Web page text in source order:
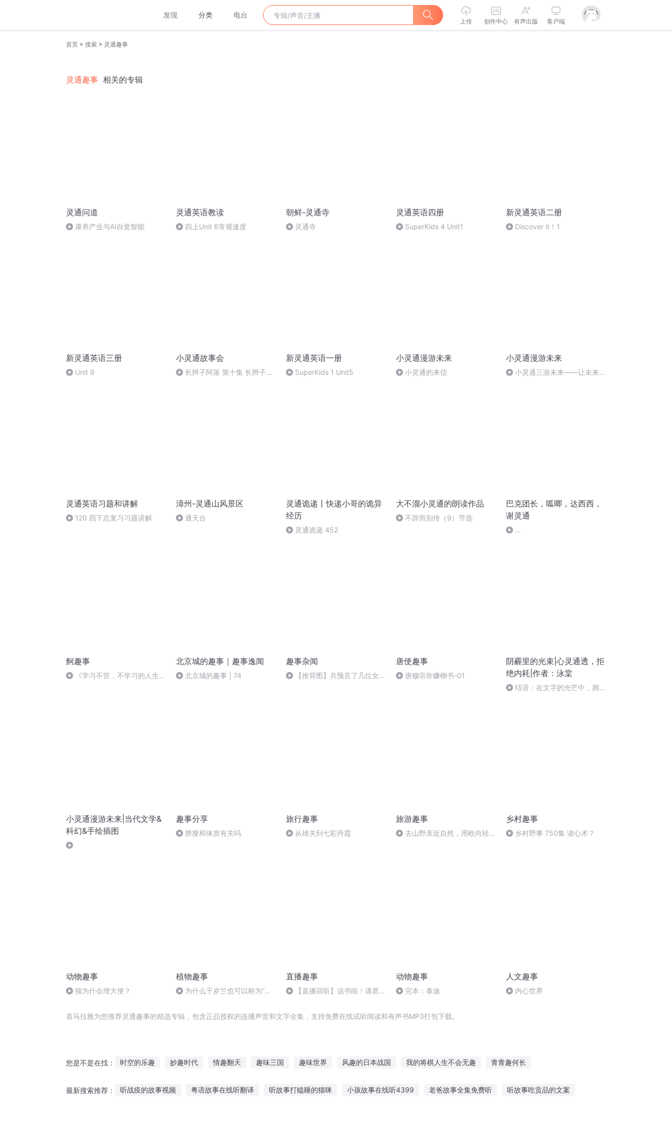
发现 分类 电台
上传 创作中心 有声出版 客户端
首页 > 搜索 > 灵通趣事
灵通趣事 相关的专辑
灵通问道
康养产业与AI自觉智能
灵通英语教读
四上Unit 6常规速度
朝鲜-灵通寺
灵通寺
灵通英语四册
SuperKids 4 Unit1
新灵通英语二册
Discover it！1
新灵通英语三册
Unit 9
小灵通故事会
长辫子阿落 第十集 长辫子的
新灵通英语一册
SuperKids 1 Unit5
小灵通漫游未来
小灵通的来信
小灵通漫游未来
小灵通三游未来——让未来告
灵通英语习题和讲解
120 四下总复习习题讲解
漳州-灵通山风景区
通天台
灵通诡递丨快递小哥的诡异
经历
灵通诡递 452
大不溜小灵通的朗读作品
不辞而别传（9）节选
巴克团长，呱唧，达西西，
谢灵通
舸趣事
《学习不苦，不学习的人生越
北京城的趣事｜趣事逸闻
北京城的趣事 | 74
趣事杂闻
【推背图】共预言了几位女性
唐使趣事
唐穆宗诈赚柳书-01
阴霾里的光束|心灵通透，拒
绝内耗|作者：泳棠
结语：在文字的光芒中，拥抱
小灵通漫游未来|当代文学&
科幻&手绘插图
趣事分享
胖瘦和体质有关吗
旅行趣事
从雄关到七彩丹霞
旅游趣事
去山野亲近自然，用欧尚轻松
乡村趣事
乡村野事 750集 读心术？
动物趣事
猫为什会埋大便？
植物趣事
为什么千岁兰也可以称为“沙
直播趣事
【直播回听】说书啦！请君入
动物趣事
完本：泰迪
人文趣事
内心世界
喜马拉雅为您推荐灵通趣事的精选专辑，包含正品授权的连播声音和文字全集，支持免费在线试听阅读和有声书MP3打包下载。
您是不是在找： 时空的乐趣 妙趣时代 情趣翻天 趣味三国 趣味世界 风趣的日本战国 我的将棋人生不会无趣 青青趣何长
最新搜索推荐： 听战疫的故事视频 粤语故事在线听翻译 听故事打瞌睡的猫咪 小孩故事在线听4399 老爸故事全集免费听 听故事吃贡品的文案